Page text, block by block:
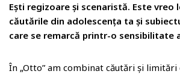
Ești regizoare și scenaristă. Este
căutările din adolescența ta și
care se remarcă printr-o sensibilitate
În „Otto” am combinat căutări și limitări